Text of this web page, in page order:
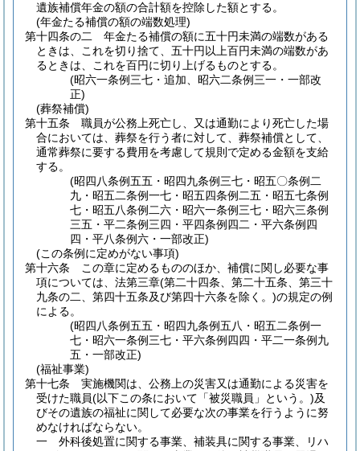
遺族補償年金の額の合計額を控除した額とする。
(年金たる補償の額の端数処理)
第十四条の二
年金たる補償の額に五十円未満の端数がある
ときは、これを切り捨て、五十円以上百円未満の端数があ
るときは、これを百円に切り上げるものとする。
(昭六一条例三七・追加、昭六二条例三一・一部改
正)
(葬祭補償)
第十五条
職員が公務上死亡し、又は通勤により死亡した場
合においては、葬祭を行う者に対して、葬祭補償として、
通常葬祭に要する費用を考慮して規則で定める金額を支給
する。
(昭四八条例五五・昭四九条例三七・昭五〇条例二
九・昭五二条例一七・昭五四条例二五・昭五七条例
七・昭五八条例二六・昭六一条例三七・昭六三条例
三五・平二条例三四・平四条例四二・平六条例四
四・平八条例六・一部改正)
(この条例に定めがない事項)
第十六条
この章に定めるもののほか、補償に関し必要な事
項については、法第三章(第二十四条、第二十五条、第三十
九条の二、第四十五条及び第四十六条を除く。)の規定の例
による。
(昭四八条例五五・昭四九条例五八・昭五二条例一
七・昭六一条例三七・平六条例四四・平二一条例九
五・一部改正)
(福祉事業)
第十七条
実施機関は、公務上の災害又は通勤による災害を
受けた職員(以下この条において「被災職員」という。)及
びその遺族の福祉に関して必要な次の事業を行うように努
めなければならない。
一
外科後処置に関する事業、補装具に関する事業、リハ